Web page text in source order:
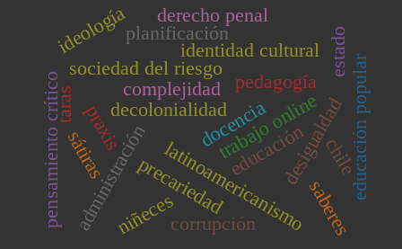
decolonialidad
complejidad
docencia
sociedad del riesgo
trabajo online
precariedad
latinoamericanismo
pensamiento crítico
identidad cultural
administración educación
planificación
pedagogía
praxis desigualdad
ideología estado
chile
taras
sátiras
niñeces
educación popular
corrupción
derecho penal
saberes